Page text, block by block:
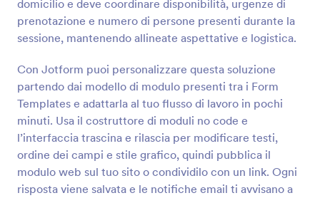
domicilio e deve coordinare disponibilità, urgenze di
prenotazione e numero di persone presenti durante la
sessione, mantenendo allineate aspettative e logistica.
Con Jotform puoi personalizzare questa soluzione
partendo dai modello di modulo presenti tra i Form
Templates e adattarla al tuo flusso di lavoro in pochi
minuti. Usa il costruttore di moduli no code e
l’interfaccia trascina e rilascia per modificare testi,
ordine dei campi e stile grafico, quindi pubblica il
modulo web sul tuo sito o condividilo con un link. Ogni
risposta viene salvata e le notifiche email ti avvisano a
Modulo Di Prenotazione Del Servizio Fotografico